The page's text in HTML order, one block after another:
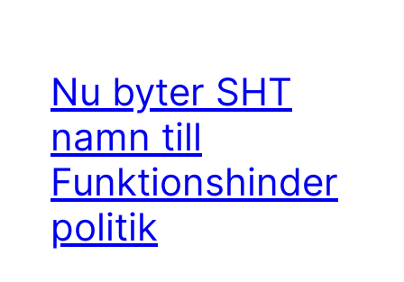
Nu byter SHT
namn till
Funktionshinder
politik